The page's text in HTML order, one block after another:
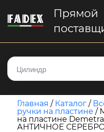
Прямой
Главная / Каталог /
ручки на пластине /
на пластине
АНТИЧНОЕ